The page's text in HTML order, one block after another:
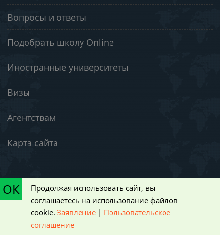
Вопросы и ответы
Подобрать школу Online
Иностранные университеты
Визы
Агентствам
Карта сайта
Программы
Среднее образование
ОК
Продолжая использовать сайт, вы
соглашаетесь на использование файлов
cookie. Заявление | Пользовательское
соглашение